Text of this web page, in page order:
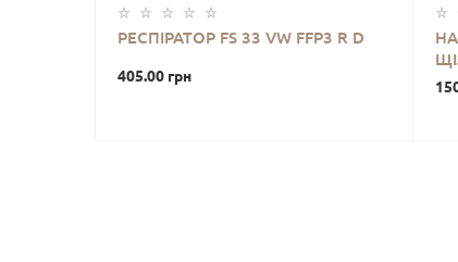
РЕСПІРАТОР FS 33 VW FFP3 R D
405.00 грн